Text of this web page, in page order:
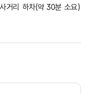
거리 하차(약 30분 소요)